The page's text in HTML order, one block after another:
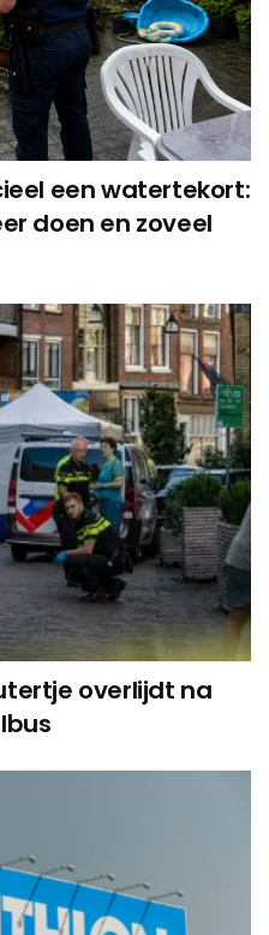
een watertekort:
doen en zoveel
overlijdt na